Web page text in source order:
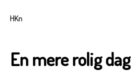
HKn
En mere rolig dag